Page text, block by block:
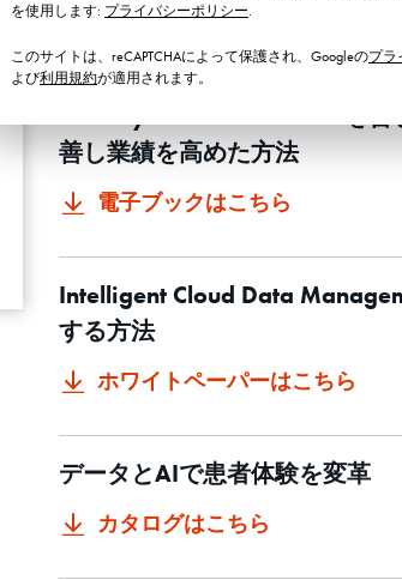
を使用します: プライバシーポリシー.
このサイトは、reCAPTCHAによって保護され、Googleのプラ
よび利用規約が適用されます。
Holiday Inn Club Vacationを
善し業績を高めた方法
電子ブックはこちら
Intelligent Cloud Data
する方法
ホワイトペーパーはこちら
データとAIで患者体験を変革
カタログはこちら